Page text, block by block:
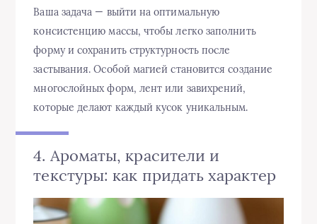
Ваша задача — выйти на оптимальную
консистенцию массы, чтобы легко заполнить
форму и сохранить структурность после
застывания. Особой магией становится создание
многослойных форм, лент или завихрений,
которые делают каждый кусок уникальным.
4. Ароматы, красители и
текстуры: как придать характер